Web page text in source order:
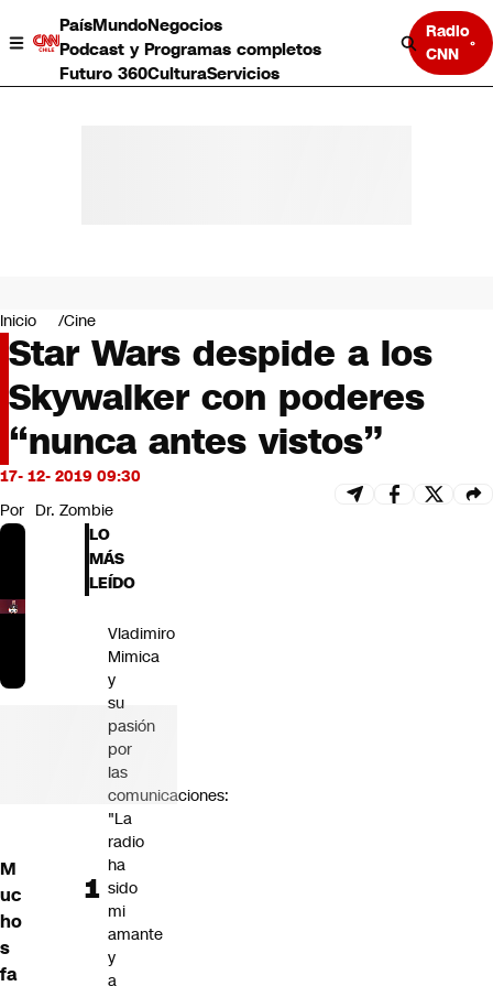
PaísMundoNegocios
Podcast y Programas completos
Futuro 360CulturaServicios
Radio
CNN
Negocios
Deportes
Programas completos
Cultura
Servicios
Bits
CNN tiempo
Futuro 360
Opinión
Inicio Cine
Star Wars despide a los
Skywalker con poderes
“nunca antes vistos”
17- 12- 2019 09:30
Por Dr. Zombie
M
uc
ho
s
fa
LO
MÁS
LEÍDO
Vladimiro
Mimica
y
su
pasión
por
las
comunicaciones:
"La
radio
ha
sido
mi
amante
y
a